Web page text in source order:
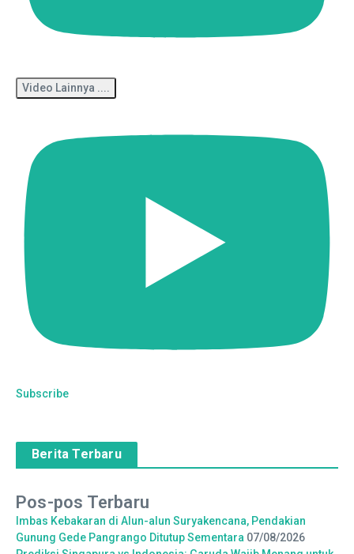
Video Lainnya ....
Subscribe
Berita Terbaru
Pos-pos Terbaru
Imbas Kebakaran di Alun-alun Suryakencana, Pendakian
Gunung Gede Pangrango Ditutup Sementara 07/08/2026